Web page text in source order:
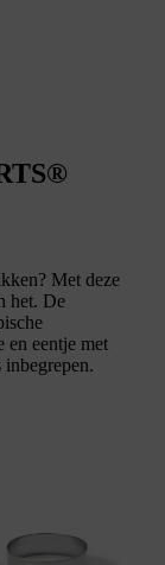
Met deze
het. De
eentje met